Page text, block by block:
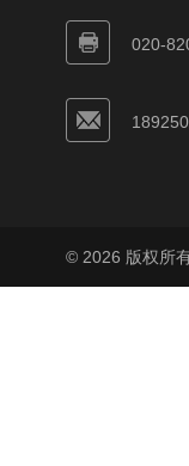
020-
© 2026 版权所